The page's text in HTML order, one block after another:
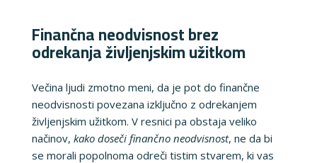
Finančna neodvisnost brez
odrekanja življenjskim užitkom
Večina ljudi zmotno meni, da je pot do finančne
neodvisnosti povezana izključno z odrekanjem
življenjskim užitkom. V resnici pa obstaja veliko
načinov, kako doseči finančno neodvisnost, ne da bi
se morali popolnoma odreči tistim stvarem, ki vas